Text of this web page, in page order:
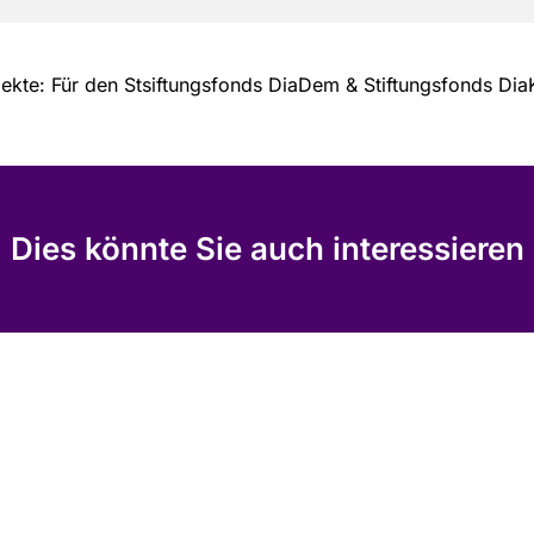
Für den Stsiftungsfonds DiaDem & Stiftungsfonds
Dies könnte Sie auch interessieren